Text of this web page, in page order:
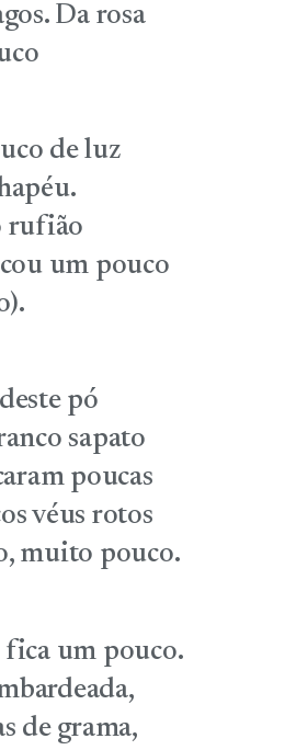
Da rosa
de luz
rufião
um pouco
pó
sapato
poucas
véus rotos
muito pouco.
um pouco.
de grama,